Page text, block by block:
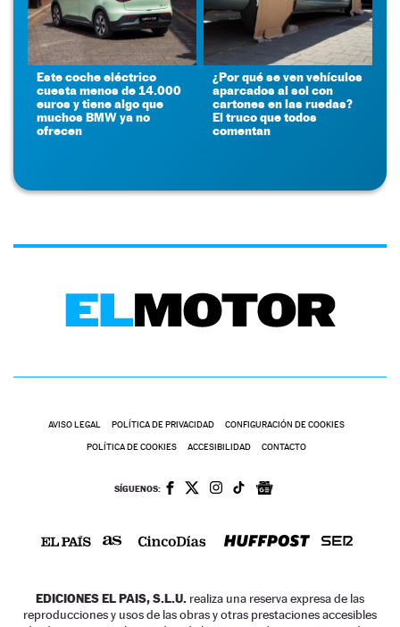
Este coche eléctrico
cuesta menos de 14.000
euros y tiene algo que
muchos BMW ya no
ofrecen
¿Por qué se ven vehículos
aparcados al sol con
cartones en las ruedas?
El truco que todos
comentan
AVISO LEGAL POLÍTICA DE PRIVACIDAD CONFIGURACIÓN DE COOKIES
POLÍTICA DE COOKIES ACCESIBILIDAD CONTACTO
SÍGUENOS:
EDICIONES EL PAIS, S.L.U. realiza una reserva expresa de las
reproducciones y usos de las obras y otras prestaciones accesibles